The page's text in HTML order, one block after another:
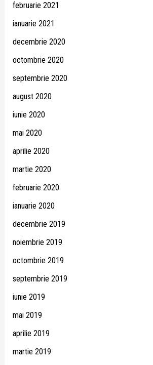
februarie 2021
ianuarie 2021
decembrie 2020
octombrie 2020
septembrie 2020
august 2020
iunie 2020
mai 2020
aprilie 2020
martie 2020
februarie 2020
ianuarie 2020
decembrie 2019
noiembrie 2019
octombrie 2019
septembrie 2019
iunie 2019
mai 2019
aprilie 2019
martie 2019